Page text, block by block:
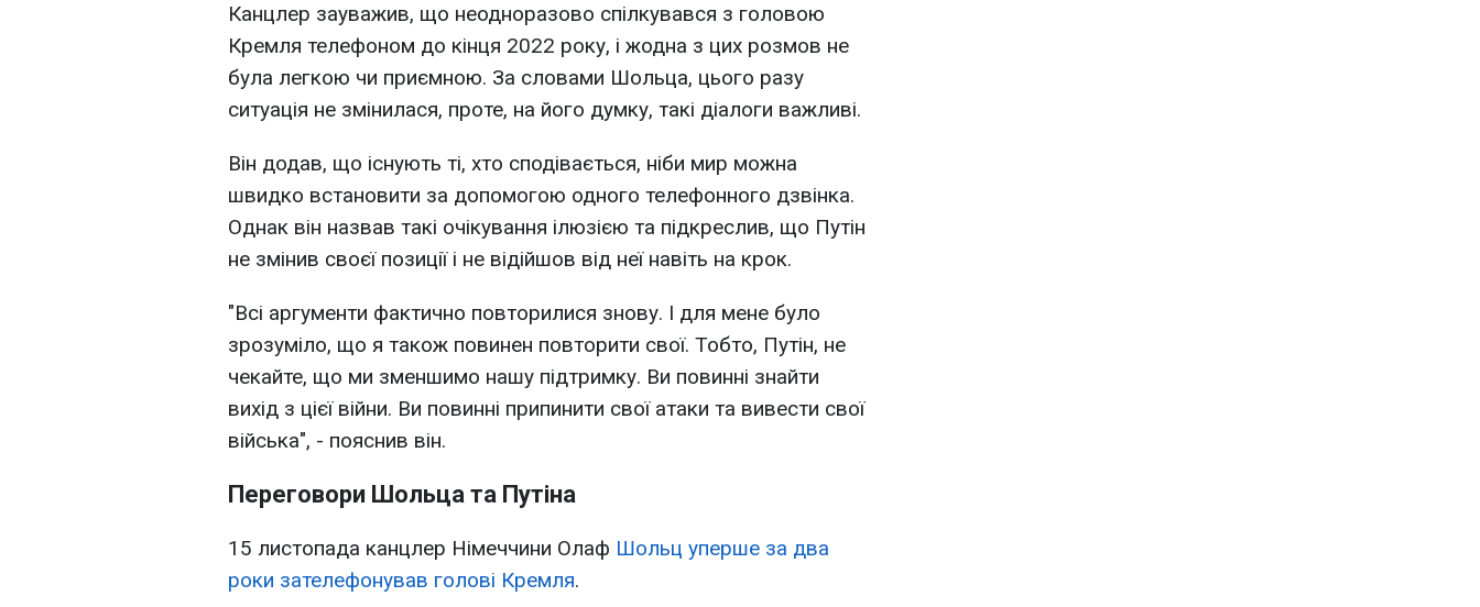
Канцлер зауважив, що неодноразово спілкувався з головою
Кремля телефоном до кінця 2022 року, і жодна з цих розмов не
була легкою чи приємною. За словами Шольца, цього разу
ситуація не змінилася, проте, на його думку, такі діалоги важливі.
Він додав, що існують ті, хто сподівається, ніби мир можна
швидко встановити за допомогою одного телефонного дзвінка.
Однак він назвав такі очікування ілюзією та підкреслив, що Путін
не змінив своєї позиції і не відійшов від неї навіть на крок.
"Всі аргументи фактично повторилися знову. І для мене було
зрозуміло, що я також повинен повторити свої. Тобто, Путін, не
чекайте, що ми зменшимо нашу підтримку. Ви повинні знайти
вихід з цієї війни. Ви повинні припинити свої атаки та вивести свої
війська", - пояснив він.
Переговори Шольца та Путіна
15 листопада канцлер Німеччини Олаф Шольц уперше за два
роки зателефонував голові Кремля.